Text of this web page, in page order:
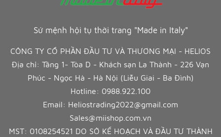
Sứ mệnh hội tụ thời trang "Made in Italy"
CÔNG TY CỔ PHẦN ĐẦU TƯ VÀ THƯƠNG MẠI - HELIOS
Địa chỉ: Tầng 1- Tòa D - Khách sạn La Thành - 226 Vạn
Phúc - Ngọc Hà - Hà Nội (Liễu Giai - Ba Đình)
Hotline: 0988.922.100
Email: Heliostrading2022@gmail.com
Sales@miishop.com.vn
MST: 0108254521 DO SỞ KẾ HOẠCH VÀ ĐẦU TƯ THÀNH